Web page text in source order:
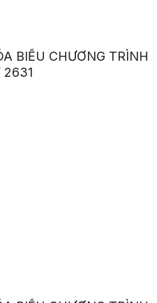
BIỂU CHƯƠNG TRÌNH
2631